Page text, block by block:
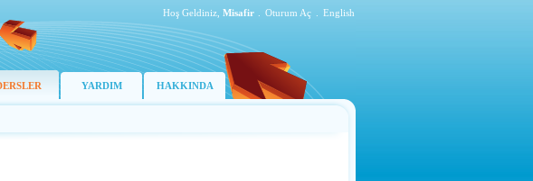
Hoş Geldiniz, Misafir Oturum Aç English
YARDIM HAKKINDA